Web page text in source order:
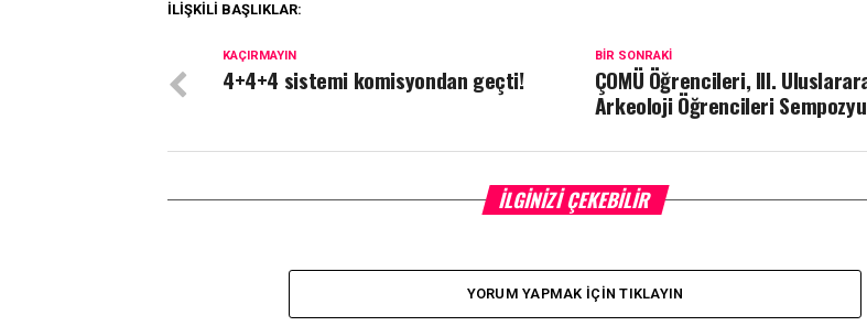
İLIŞKILI BAŞLIKLAR:
BIR SONRAKI
ÇOMÜ Öğrencileri, III.
Arkeoloji Öğrencileri
KAÇIRMAYIN
4+4+4 sistemi komisyondan geçti!
İLGINIZI ÇEKEBILIR
YORUM YAPMAK İÇIN TIKLAYIN